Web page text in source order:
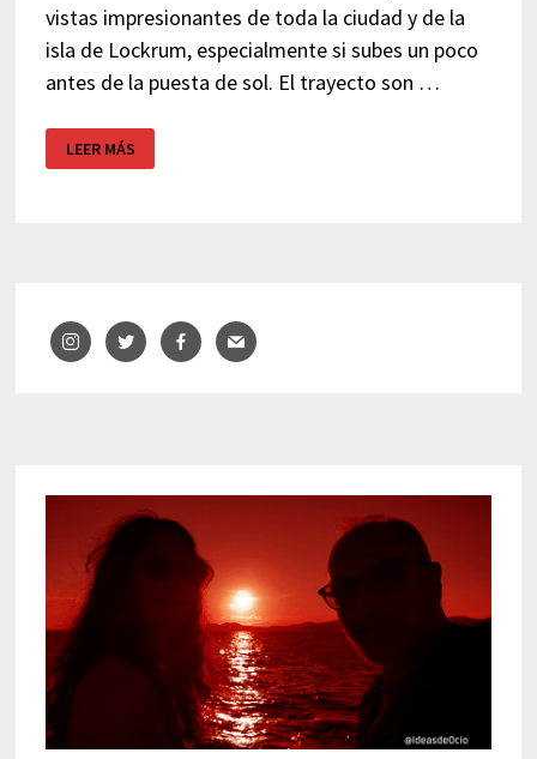
vistas impresionantes de toda la ciudad y de la
isla de Lockrum, especialmente si subes un poco
antes de la puesta de sol. El trayecto son …
TELEFÉRICO
DE
DUBROVNIK
LEER MÁS